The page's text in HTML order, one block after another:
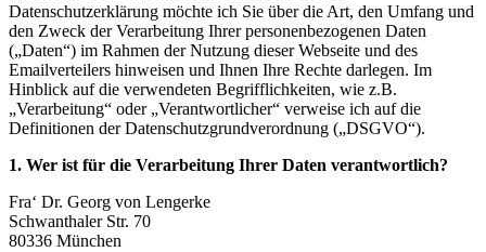
Datenschutzerklärung möchte ich Sie über die Art, den Umfang und
den Zweck der Verarbeitung Ihrer personenbezogenen Daten
(„Daten“) im Rahmen der Nutzung dieser Webseite und des
Emailverteilers hinweisen und Ihnen Ihre Rechte darlegen. Im
Hinblick auf die verwendeten Begrifflichkeiten, wie z.B.
„Verarbeitung“ oder „Verantwortlicher“ verweise ich auf die
Definitionen der Datenschutzgrundverordnung („DSGVO“).
1. Wer ist für die Verarbeitung Ihrer Daten verantwortlich?
Fra‘ Dr. Georg von Lengerke
Schwanthaler Str. 70
80336 München